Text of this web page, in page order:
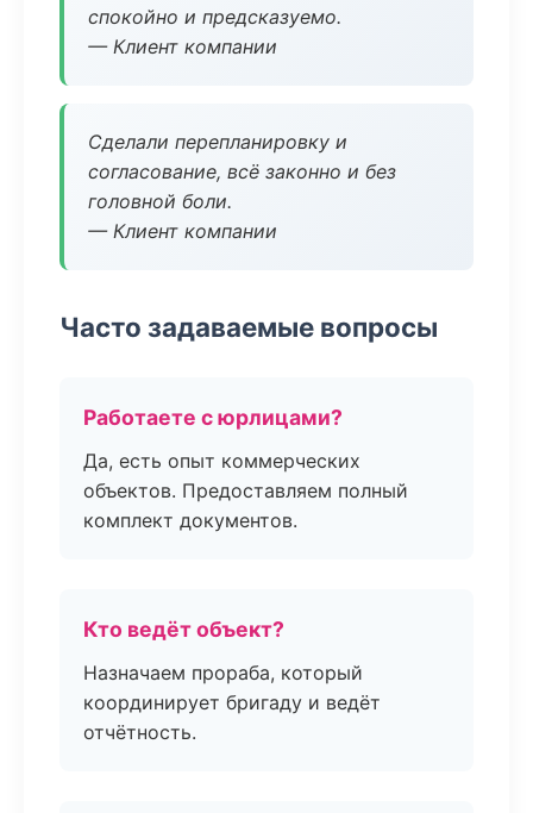
спокойно и предсказуемо.
— Клиент компании
Сделали перепланировку и
согласование, всё законно и без
головной боли.
— Клиент компании
Часто задаваемые вопросы
Работаете с юрлицами?
Да, есть опыт коммерческих
объектов. Предоставляем полный
комплект документов.
Кто ведёт объект?
Назначаем прораба, который
координирует бригаду и ведёт
отчётность.